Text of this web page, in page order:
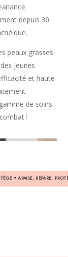
depuis 30
peaux grasses
jeunes
et haute
de soins
!
• APAISE, RÉPARE,